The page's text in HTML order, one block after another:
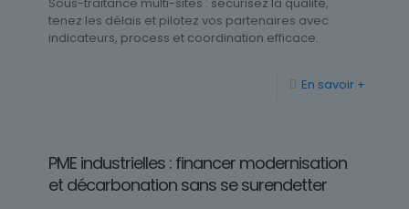
tenez les délais et pilotez vos partenaires avec
indicateurs, process et coordination efficace.
En savoir +
PME industrielles : financer modernisation
et décarbonation sans se surendetter